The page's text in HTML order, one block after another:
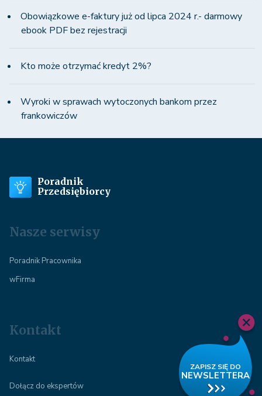
Obowiązkowe e-faktury już od lipca 2024 r.- darmowy
ebook PDF bez rejestracji
Kto może otrzymać kredyt 2%?
Wyroki w sprawach wytoczonych bankom przez
frankowiczów
Poradnik
Przedsiębiorcy
Nasze serwisy
Poradnik Pracownika
wFirma
Kontakt
Kontakt
Dołącz do ekspertów